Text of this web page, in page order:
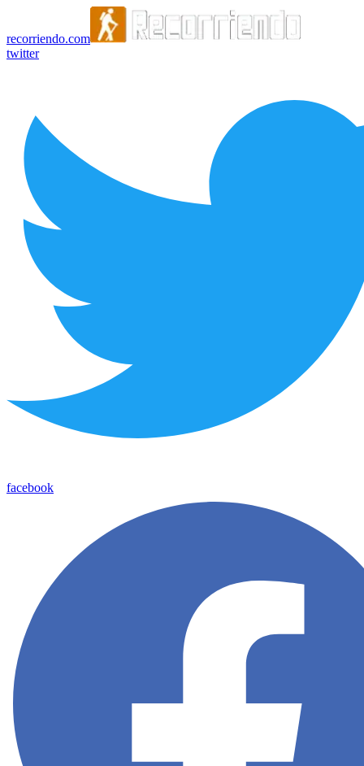
recorriendo.com
twitter
facebook